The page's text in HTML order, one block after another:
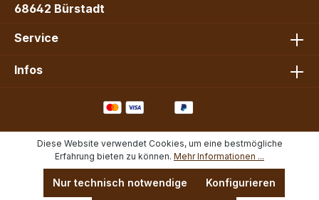
68642 Bürstadt
Service
Infos
Diese Website verwendet Cookies, um eine bestmögliche
Erfahrung bieten zu können. Mehr Informationen ...
Nur technisch notwendige Konfigurieren